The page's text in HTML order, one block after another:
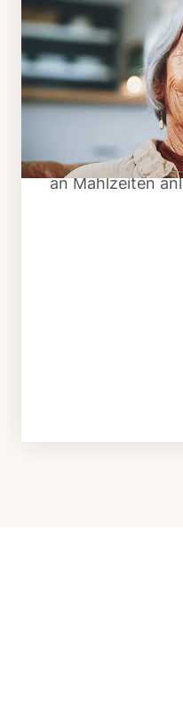
Schritt 1
Klarheit
Überlegen Sie,
täglich
soll oder Sie sich
an Mahlzeiten